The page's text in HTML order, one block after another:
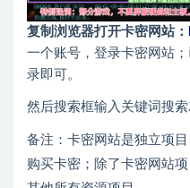
复制浏览器打开卡密网站：
一个账号，登录卡密网站
录即可。
然后搜索框输入关键词搜
备注：卡密网站是独立项
购买卡密；除了卡密网站